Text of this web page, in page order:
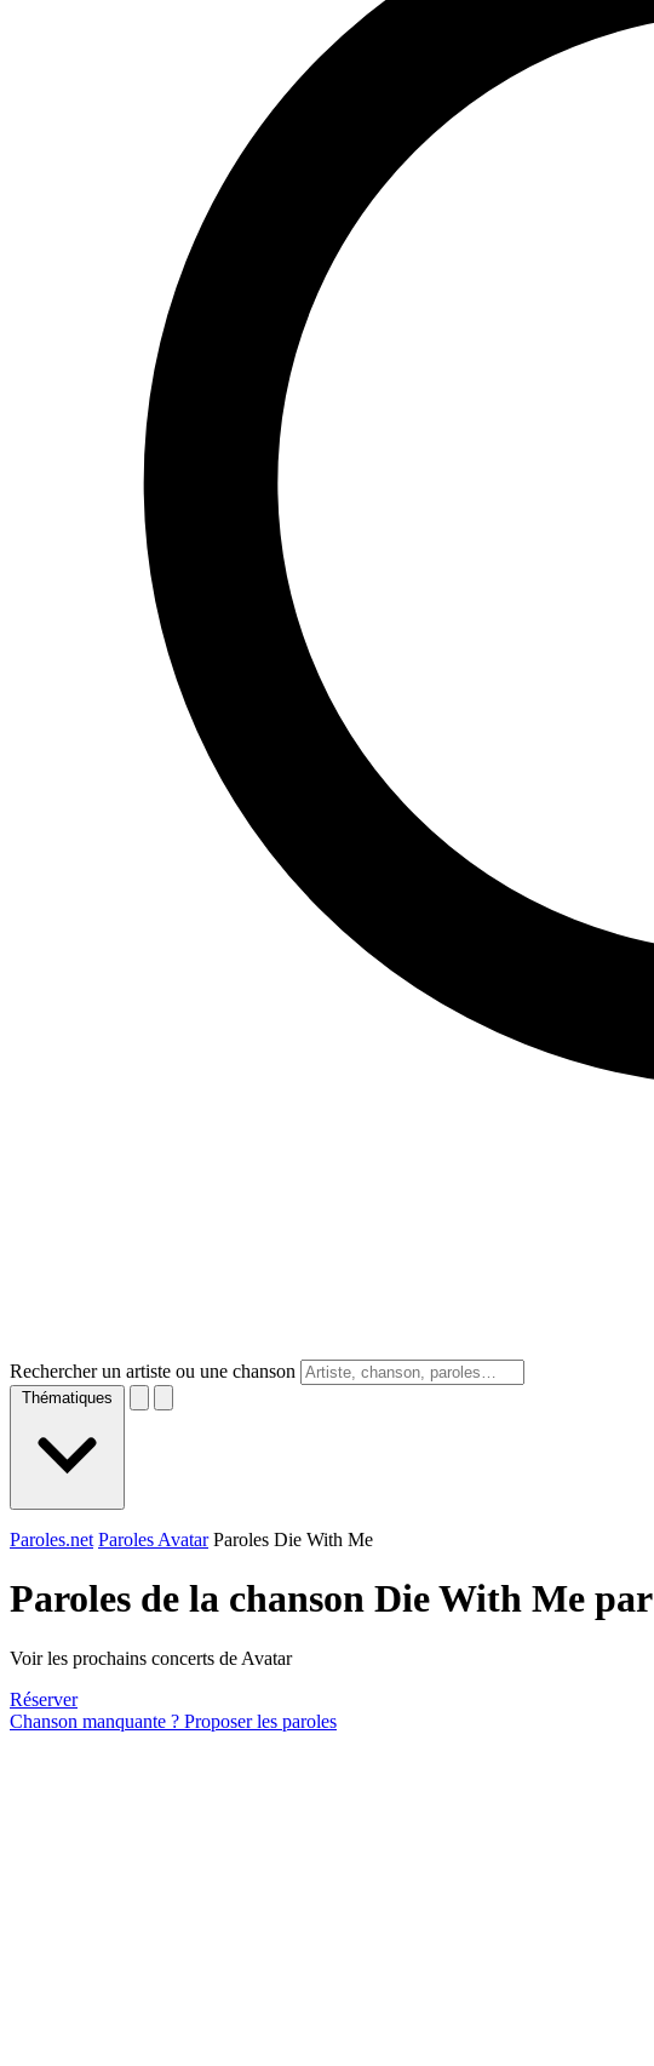
Rechercher un artiste ou une chanson
Thématiques
Paroles.net Paroles Avatar Paroles Die With Me
Paroles de la chanson Die With Me par
Voir les prochains concerts de Avatar
Réserver
Chanson manquante ? Proposer les paroles